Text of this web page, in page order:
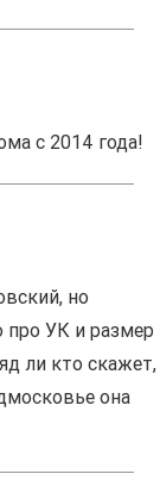
с 2014 года!
но
про УК и размер
ли кто скажет,
она